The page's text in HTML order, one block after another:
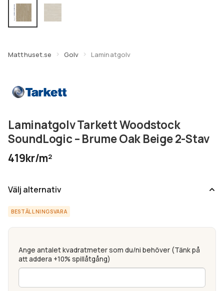
Matthuset.se Golv Laminatgolv
Laminatgolv Tarkett Woodstock
SoundLogic – Brume Oak Beige 2-Stav
419kr/m²
Välj alternativ
BESTÄLLNINGSVARA
Ange antalet kvadratmeter som du/ni behöver (Tänk på
att addera +10% spillåtgång)